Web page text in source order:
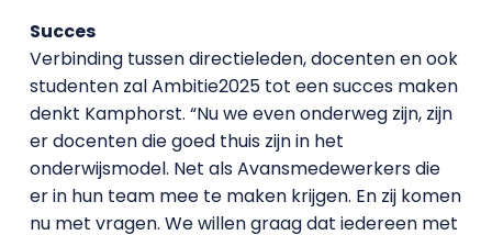
Succes
Verbinding tussen directieleden, docenten en ook
studenten zal Ambitie2025 tot een succes maken
denkt Kamphorst. “Nu we even onderweg zijn, zijn
er docenten die goed thuis zijn in het
onderwijsmodel. Net als Avansmedewerkers die
er in hun team mee te maken krijgen. En zij komen
nu met vragen. We willen graag dat iedereen met